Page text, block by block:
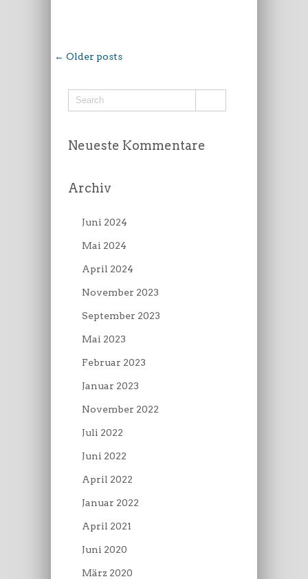
← Older posts
Neueste Kommentare
Archiv
Juni 2024
Mai 2024
April 2024
November 2023
September 2023
Mai 2023
Februar 2023
Januar 2023
November 2022
Juli 2022
Juni 2022
April 2022
Januar 2022
April 2021
Juni 2020
März 2020